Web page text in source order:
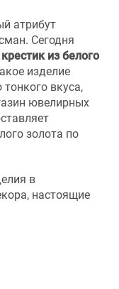
атрибут
Сегодня
крестик из белого
изделие
вкуса,
ювелирных
золота по
в
настоящие